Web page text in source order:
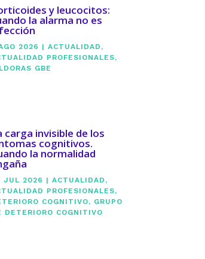
y leucocitos:
la alarma no es
2026 |ACTUALIDAD ,
PROFESIONALES,
GBE
carga invisible de los
cognitivos.
la normalidad
JUL 2026 |ACTUALIDAD ,
PROFESIONALES,
COGNITIVO, GRUPO
DETERIORO COGNITIVO